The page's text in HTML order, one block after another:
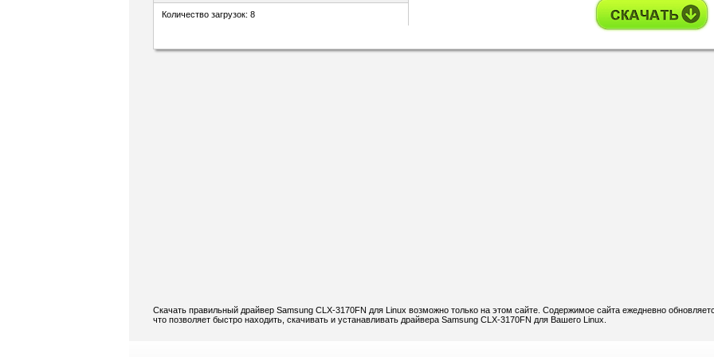
Количество загрузок: 8
Скачать правильный драйвер Samsung CLX-3170FN для Linux возможно только на этом сайте. Содержимое сайта ежедневно
что позволяет быстро находить, скачивать и устанавливать драйвера Samsung CLX-3170FN для Вашего Linux.